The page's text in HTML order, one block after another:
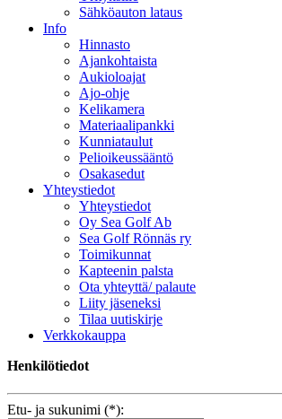
Sähköauton lataus
Info
Hinnasto
Ajankohtaista
Aukioloajat
Ajo-ohje
Kelikamera
Materiaalipankki
Kunniataulut
Pelioikeussääntö
Osakasedut
Yhteystiedot
Yhteystiedot
Oy Sea Golf Ab
Sea Golf Rönnäs ry
Toimikunnat
Kapteenin palsta
Ota yhteyttä/ palaute
Liity jäseneksi
Tilaa uutiskirje
Verkkokauppa
Henkilötiedot
Etu- ja sukunimi (*):